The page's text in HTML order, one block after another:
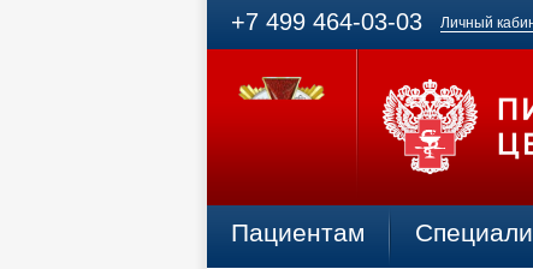
+7 499 464-03-03 Личный
Пациентам